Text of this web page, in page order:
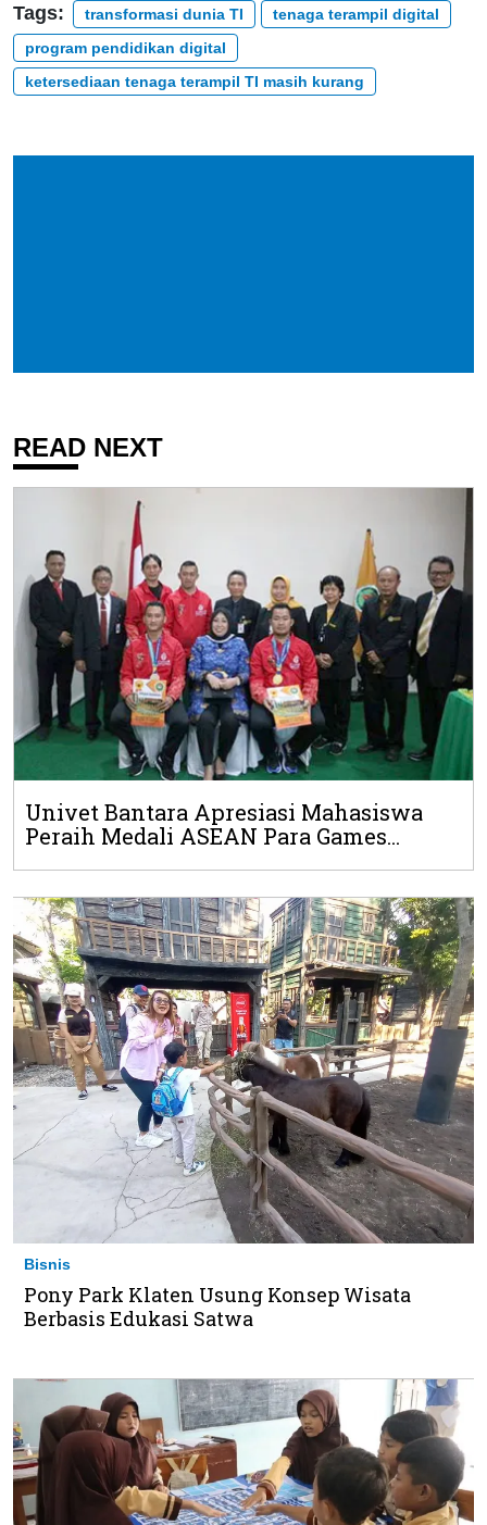
Tags: transformasi dunia TI
tenaga terampil digital
program pendidikan digital
ketersediaan tenaga terampil TI masih kurang
READ NEXT
Univet Bantara Apresiasi Mahasiswa
Peraih Medali ASEAN Para Games...
Bisnis
Pony Park Klaten Usung Konsep Wisata
Berbasis Edukasi Satwa